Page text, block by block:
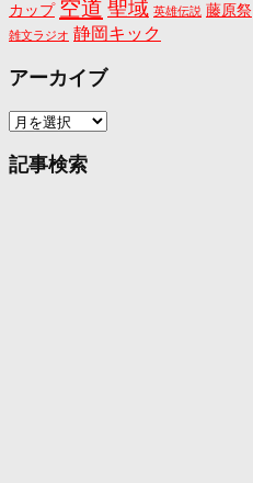
カップ 空道 聖域 英雄伝説 藤原祭
雑文ラジオ 静岡キック
アーカイブ
ア
カ
記事検索